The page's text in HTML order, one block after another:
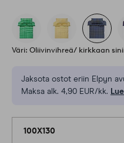
Väri: Oliivinvihreä/ kirkkaan
Jaksota ostot eriin Elpyn
Maksa alk. 4,90 EUR/kk.
100X130